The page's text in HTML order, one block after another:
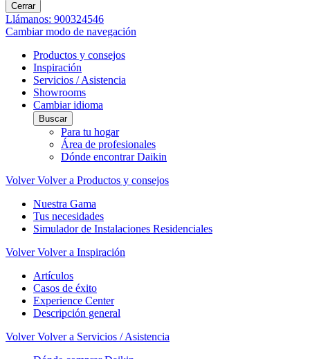
Cerrar
Llámanos: 900324546
Cambiar modo de navegación
Productos y consejos
Inspiración
Servicios / Asistencia
Showrooms
Cambiar idioma
Buscar
Para tu hogar
Área de profesionales
Dónde encontrar Daikin
Volver Volver a Productos y consejos
Nuestra Gama
Tus necesidades
Simulador de Instalaciones Residenciales
Volver Volver a Inspiración
Artículos
Casos de éxito
Experience Center
Descripción general
Volver Volver a Servicios / Asistencia